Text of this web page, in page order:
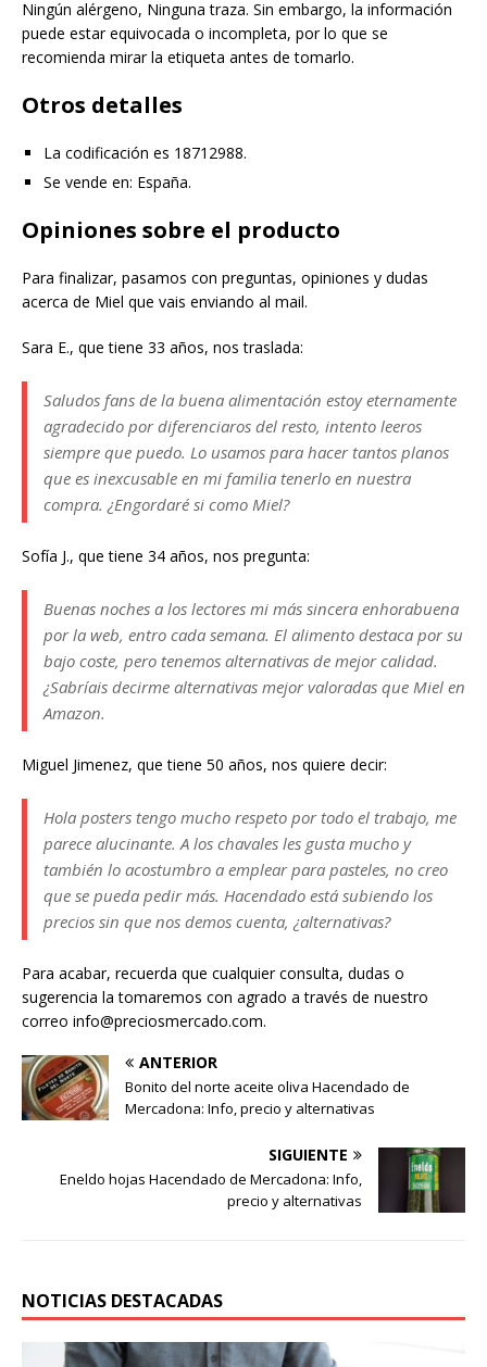
Ningún alérgeno, Ninguna traza. Sin embargo, la información
puede estar equivocada o incompleta, por lo que se
recomienda mirar la etiqueta antes de tomarlo.
Otros detalles
La codificación es 18712988.
Se vende en: España.
Opiniones sobre el producto
Para finalizar, pasamos con preguntas, opiniones y dudas
acerca de Miel que vais enviando al mail.
Sara E., que tiene 33 años, nos traslada:
Saludos fans de la buena alimentación estoy eternamente
agradecido por diferenciaros del resto, intento leeros
siempre que puedo. Lo usamos para hacer tantos planos
que es inexcusable en mi familia tenerlo en nuestra
compra. ¿Engordaré si como Miel?
Sofía J., que tiene 34 años, nos pregunta:
Buenas noches a los lectores mi más sincera enhorabuena
por la web, entro cada semana. El alimento destaca por su
bajo coste, pero tenemos alternativas de mejor calidad.
¿Sabríais decirme alternativas mejor valoradas que Miel en
Amazon.
Miguel Jimenez, que tiene 50 años, nos quiere decir:
Hola posters tengo mucho respeto por todo el trabajo, me
parece alucinante. A los chavales les gusta mucho y
también lo acostumbro a emplear para pasteles, no creo
que se pueda pedir más. Hacendado está subiendo los
precios sin que nos demos cuenta, ¿alternativas?
Para acabar, recuerda que cualquier consulta, dudas o
sugerencia la tomaremos con agrado a través de nuestro
correo info@preciosmercado.com.
ANTERIOR
Bonito del norte aceite oliva Hacendado de
Mercadona: Info, precio y alternativas
SIGUIENTE
Eneldo hojas Hacendado de Mercadona: Info,
precio y alternativas
NOTICIAS DESTACADAS